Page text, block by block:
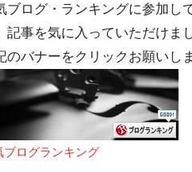
ブログ・ランキングに参加し
記事を気に入っていただけま
のバナーをクリックお願いし
ブログランキング